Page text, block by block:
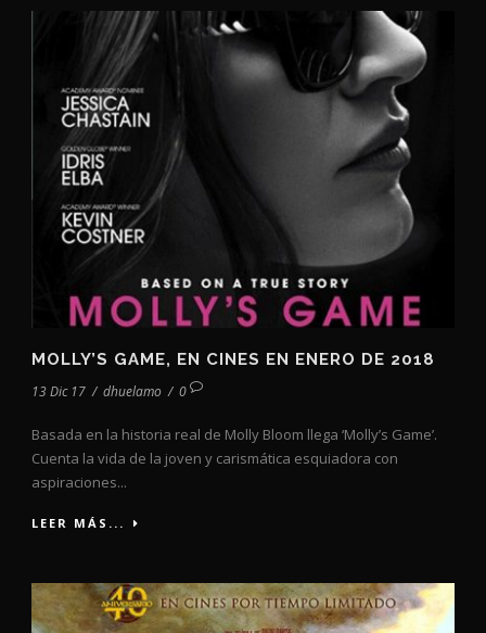
MOLLY’S GAME, EN CINES EN ENERO DE 2018
13 Dic 17 / dhuelamo / 0
Basada en la historia real de Molly Bloom llega ‘Molly’s Game’.
Cuenta la vida de la joven y carismática esquiadora con
aspiraciones...
LEER MÁS...